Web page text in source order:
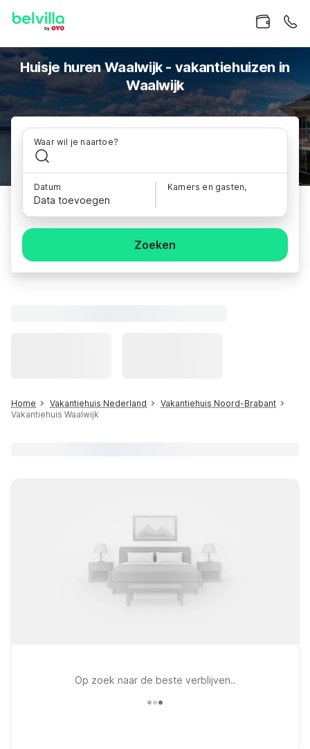
Huisje huren Waalwijk - vakantiehuizen in
Waalwijk
Waar wil je naartoe?
Datum
Data toevoegen
Kamers en gasten,
Zoeken
Home Vakantiehuis Nederland
Vakantiehuis Noord-Brabant
Vakantiehuis Waalwijk
Op zoek naar de beste verblijven..